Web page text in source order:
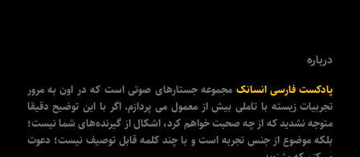
درباره
پادکست فارسی انسانک مجموعه جستارهای صوتی است که در اون به مرور
تجربیات زیسته با تاملی بیش از معمول می پردازم. اگر با این توضیح دقیقا
متوجه نشدید که از چه صحبت خواهم کرد، اشکال از گیرنده‌های شما نیست؛
بلکه موضوع از جنس تجربه است و با چند کلمه قابل توصیف نیست؛ دعوت